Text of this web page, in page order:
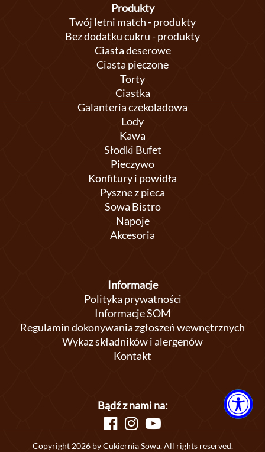
Produkty
Twój letni match - produkty
Bez dodatku cukru - produkty
Ciasta deserowe
Ciasta pieczone
Torty
Ciastka
Galanteria czekoladowa
Lody
Kawa
Słodki Bufet
Pieczywo
Konfitury i powidła
Pyszne z pieca
Sowa Bistro
Napoje
Akcesoria
Informacje
Polityka prywatności
Informacje SOM
Regulamin dokonywania zgłoszeń wewnętrznych
Wykaz składników i alergenów
Kontakt
Bądź z nami na:
Copyright 2026 by Cukiernia Sowa. All rights reserved.